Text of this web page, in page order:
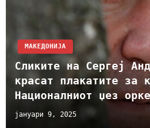
МАКЕДОНИЈА
Сликите на Сергеј
красат плакатите за
Националниот џез
јануари 9, 2025